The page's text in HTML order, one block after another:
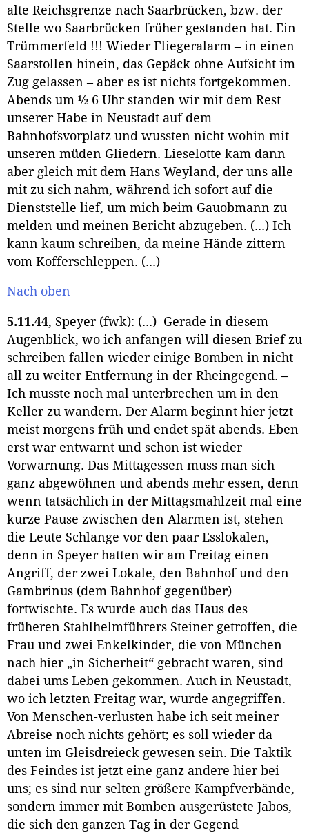
alte Reichsgrenze nach Saarbrücken, bzw. der
Stelle wo Saarbrücken früher gestanden hat. Ein
Trümmerfeld !!! Wieder Fliegeralarm – in einen
Saarstollen hinein, das Gepäck ohne Aufsicht im
Zug gelassen – aber es ist nichts fortgekommen.
Abends um ½ 6 Uhr standen wir mit dem Rest
unserer Habe in Neustadt auf dem
Bahnhofsvorplatz und wussten nicht wohin mit
unseren müden Gliedern. Lieselotte kam dann
aber gleich mit dem Hans Weyland, der uns alle
mit zu sich nahm, während ich sofort auf die
Dienststelle lief, um mich beim Gauobmann zu
melden und meinen Bericht abzugeben. (...) Ich
kann kaum schreiben, da meine Hände zittern
vom Kofferschleppen. (...)
Nach oben
5.11.44, Speyer (fwk): (...) Gerade in diesem
Augenblick, wo ich anfangen will diesen Brief zu
schreiben fallen wieder einige Bomben in nicht
all zu weiter Entfernung in der Rheingegend. –
Ich musste noch mal unterbrechen um in den
Keller zu wandern. Der Alarm beginnt hier jetzt
meist morgens früh und endet spät abends. Eben
erst war entwarnt und schon ist wieder
Vorwarnung. Das Mittagessen muss man sich
ganz abgewöhnen und abends mehr essen, denn
wenn tatsächlich in der Mittagsmahlzeit mal eine
kurze Pause zwischen den Alarmen ist, stehen
die Leute Schlange vor den paar Esslokalen,
denn in Speyer hatten wir am Freitag einen
Angriff, der zwei Lokale, den Bahnhof und den
Gambrinus (dem Bahnhof gegenüber)
fortwischte. Es wurde auch das Haus des
früheren Stahlhelmführers Steiner getroffen, die
Frau und zwei Enkelkinder, die von München
nach hier „in Sicherheit“ gebracht waren, sind
dabei ums Leben gekommen. Auch in Neustadt,
wo ich letzten Freitag war, wurde angegriffen.
Von Menschen-verlusten habe ich seit meiner
Abreise noch nichts gehört; es soll wieder da
unten im Gleisdreieck gewesen sein. Die Taktik
des Feindes ist jetzt eine ganz andere hier bei
uns; es sind nur selten größere Kampfverbände,
sondern immer mit Bomben ausgerüstete Jabos,
die sich den ganzen Tag in der Gegend